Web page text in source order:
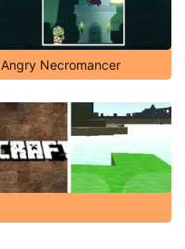
Angry Necromancer